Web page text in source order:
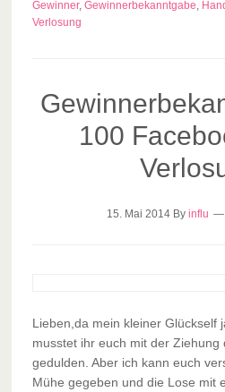
Gewinner, Gewinnerbekanntgabe,
Verlosung
100
15. Mai 2014By influ
Lieben,da mein kleiner Glückself
musstet ihr euch mit der Ziehung
gedulden. Aber ich kann euch
Mühe gegeben und die Lose mit